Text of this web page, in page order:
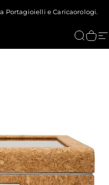
Portagioielli e Caricaorologi.
Cerca